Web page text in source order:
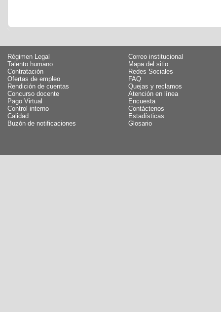
Régimen Legal
Talento humano
Contratación
Ofertas de empleo
Rendición de cuentas
Concurso docente
Pago Virtual
Control interno
Calidad
Buzón de notificaciones
Correo institucional
Mapa del sitio
Redes Sociales
FAQ
Quejas y reclamos
Atención en línea
Encuesta
Contáctenos
Estadísticas
Glosario